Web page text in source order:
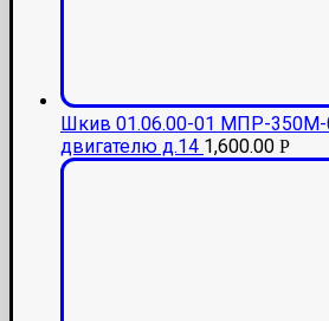
Шкив 01.06.00-01 МПР-350М-
двигателю д.14 1,600.00 Р